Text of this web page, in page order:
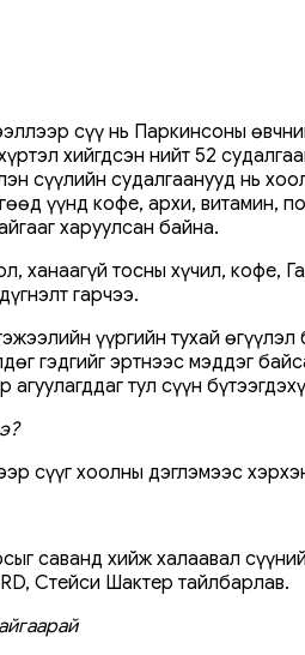
сүү нь Паркинсоны
хийгдсэн нийт 52
сүүлийн судалгаанууд нь
үүнд кофе, архи, витамин,
харуулсан байна.
ханаагүй тосны хүчил, кофе,
гарчээ.
үүргийн тухай
гэдгийг эртнээс мэддэг
агуулагддаг тул сүүн
сүүг хоолны дэглэмээс
саванд хийж халаавал
Стейси Шактер тайлбарлав.